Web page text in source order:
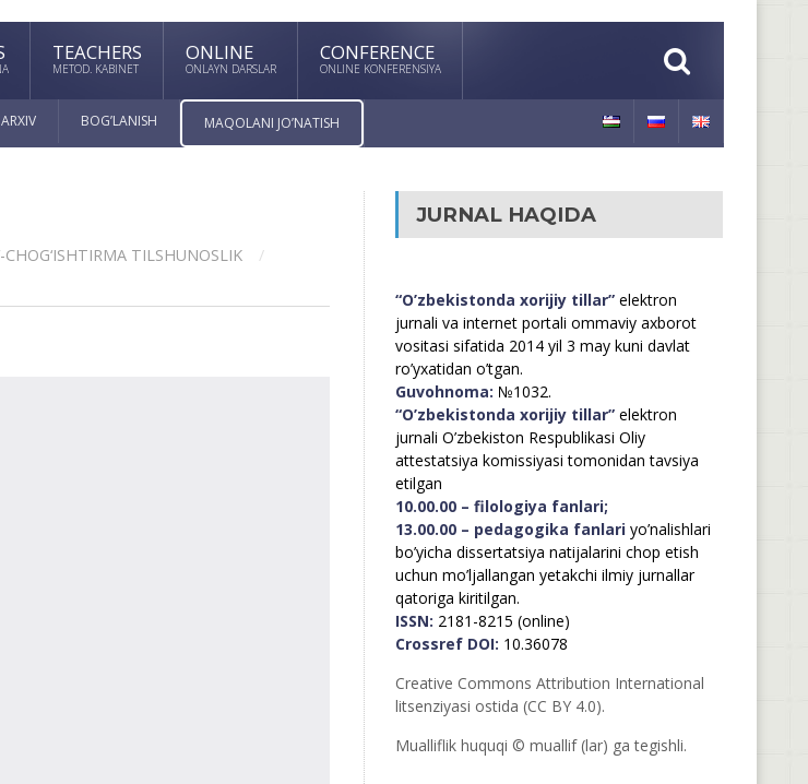
TEACHERS
METOD. KABINET
ONLINE
ONLAYN DARSLAR
CONFERENCE
ONLINE KONFERENSIYA
ARXIV BOG’LANISH MAQOLANI JO’NATISH
CHOG‘ISHTIRMA TILSHUNOSLIK
JURNAL HAQIDA
“O’zbekistonda xorijiy tillar”elektron
jurnali va internet portali ommaviy axborot
vositasi sifatida 2014 yil 3 may kuni davlat
ro’yxatidan o’tgan.
Guvohnoma: №1032.
“O’zbekistonda xorijiy tillar”elektron
jurnali O’zbekiston Respublikasi Oliy
attestatsiya komissiyasi tomonidan tavsiya
etilgan
10.00.00 – filologiya fanlari;
13.00.00 – pedagogika fanlariyo’nalishlari
bo’yicha dissertatsiya natijalarini chop etish
uchun mo’ljallangan yetakchi ilmiy jurnallar
qatoriga kiritilgan.
ISSN: 2181-8215 (online)
Crossref DOI: 10.36078
Creative Commons Attribution International
litsenziyasi ostida (CC BY 4.0).
Mualliflik huquqi © muallif (lar) ga tegishli.